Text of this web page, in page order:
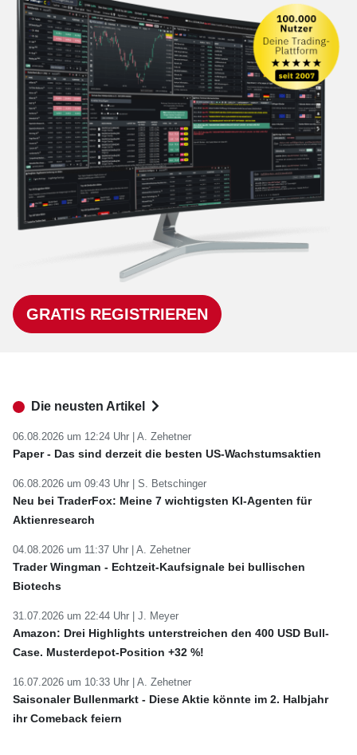
GRATIS REGISTRIEREN
Die neusten Artikel
06.08.2026 um 12:24 Uhr | A. Zehetner
Paper - Das sind derzeit die besten US-Wachstumsaktien
06.08.2026 um 09:43 Uhr | S. Betschinger
Neu bei TraderFox: Meine 7 wichtigsten KI-Agenten für
Aktienresearch
04.08.2026 um 11:37 Uhr | A. Zehetner
Trader Wingman - Echtzeit-Kaufsignale bei bullischen
Biotechs
31.07.2026 um 22:44 Uhr | J. Meyer
Amazon: Drei Highlights unterstreichen den 400 USD Bull-
Case. Musterdepot-Position +32 %!
16.07.2026 um 10:33 Uhr | A. Zehetner
Saisonaler Bullenmarkt - Diese Aktie könnte im 2. Halbjahr
ihr Comeback feiern